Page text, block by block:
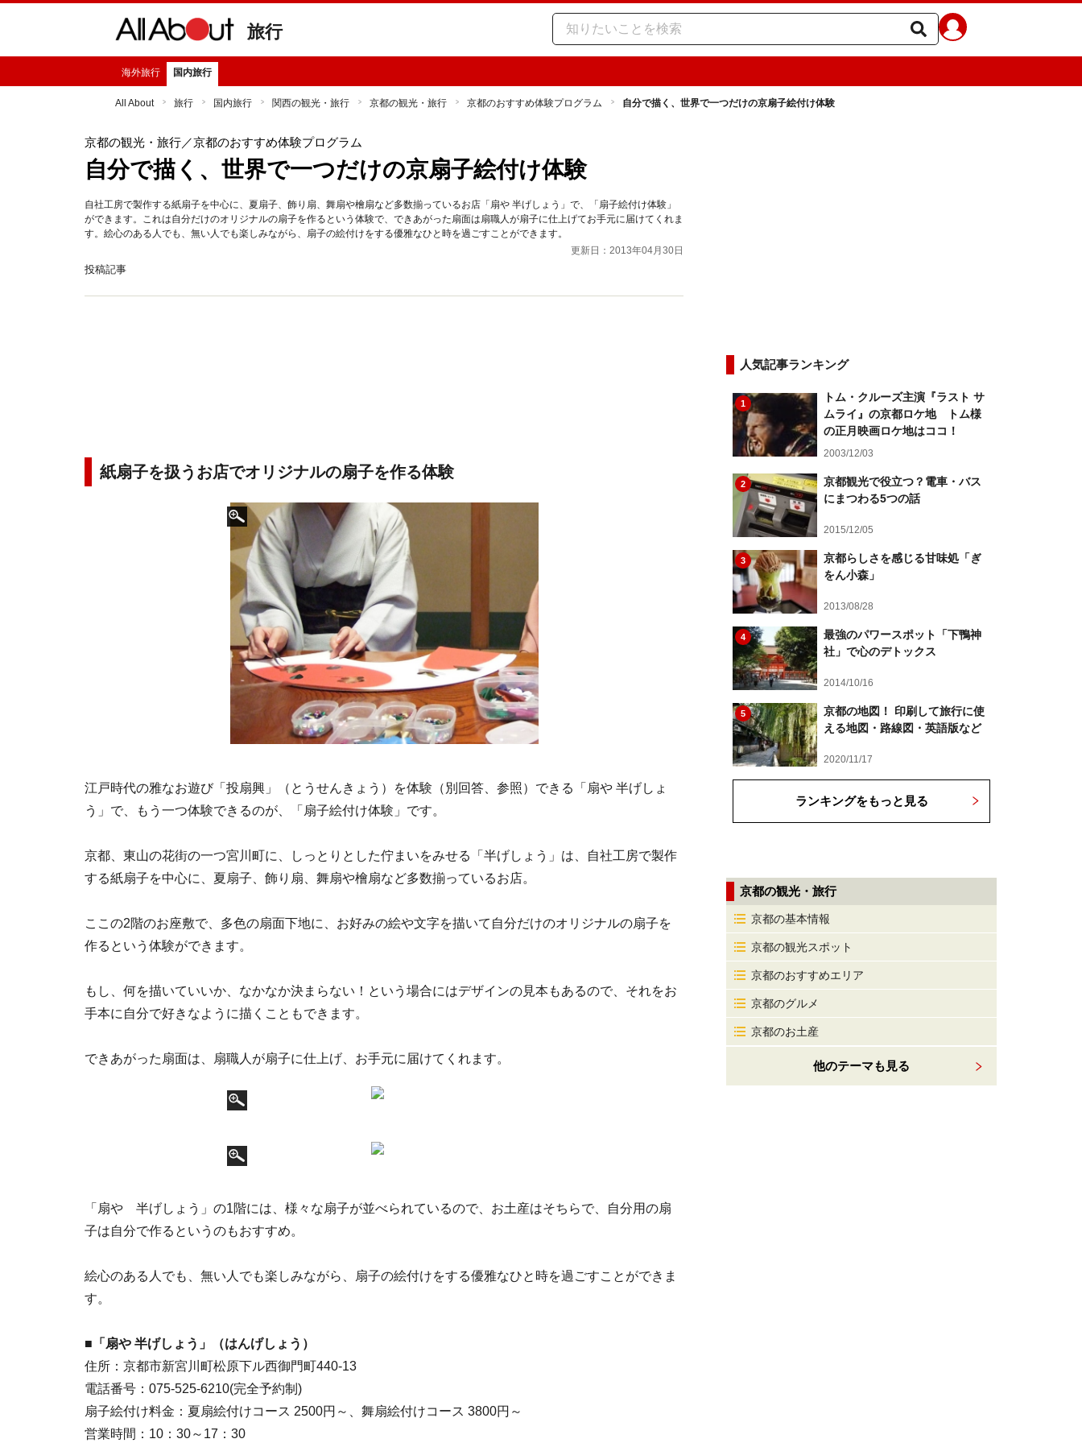
旅行
海外旅行 国内旅行
All About 旅行 国内旅行 関西の観光・旅行 京都の観光・旅行 京都のおすすめ体験プログラム 自分で描く、世界で一つだけの京扇子絵付け体験
京都の観光・旅行／京都のおすすめ体験プログラム
自分で描く、世界で一つだけの京扇子絵付け体験
自社工房で製作する紙扇子を中心に、夏扇子、飾り扇、舞扇や檜扇など多数揃っているお店「扇や 半げしょう」で、「扇子絵付け体験」
ができます。これは自分だけのオリジナルの扇子を作るという体験で、できあがった扇面は扇職人が扇子に仕上げてお手元に届けてくれま
す。絵心のある人でも、無い人でも楽しみながら、扇子の絵付けをする優雅なひと時を過ごすことができます。
更新日：2013年04月30日
投稿記事
紙扇子を扱うお店でオリジナルの扇子を作る体験
江戸時代の雅なお遊び「投扇興」（とうせんきょう）を体験（別回答、参照）できる「扇や 半げしょ
う」で、もう一つ体験できるのが、「扇子絵付け体験」です。
京都、東山の花街の一つ宮川町に、しっとりとした佇まいをみせる「半げしょう」は、自社工房で製作
する紙扇子を中心に、夏扇子、飾り扇、舞扇や檜扇など多数揃っているお店。
ここの2階のお座敷で、多色の扇面下地に、お好みの絵や文字を描いて自分だけのオリジナルの扇子を
作るという体験ができます。
もし、何を描いていいか、なかなか決まらない！という場合にはデザインの見本もあるので、それをお
手本に自分で好きなように描くこともできます。
できあがった扇面は、扇職人が扇子に仕上げ、お手元に届けてくれます。
「扇や 半げしょう」の1階には、様々な扇子が並べられているので、お土産はそちらで、自分用の扇
子は自分で作るというのもおすすめ。
絵心のある人でも、無い人でも楽しみながら、扇子の絵付けをする優雅なひと時を過ごすことができま
す。
■「扇や 半げしょう」（はんげしょう）
住所：京都市新宮川町松原下ル西御門町440-13
電話番号：075-525-6210(完全予約制)
扇子絵付け料金：夏扇絵付けコース 2500円～、舞扇絵付けコース 3800円～
営業時間：10：30～17：30
人気記事ランキング
1
トム・クルーズ主演『ラスト サ
ムライ』の京都ロケ地 トム様
の正月映画ロケ地はココ！
2003/12/03
2
京都観光で役立つ？電車・バス
にまつわる5つの話
2015/12/05
3
京都らしさを感じる甘味処「ぎ
をん小森」
2013/08/28
4
最強のパワースポット「下鴨神
社」で心のデトックス
2014/10/16
5
京都の地図！ 印刷して旅行に使
える地図・路線図・英語版など
2020/11/17
ランキングをもっと見る
京都の観光・旅行
京都の基本情報
京都の観光スポット
京都のおすすめエリア
京都のグルメ
京都のお土産
他のテーマも見る